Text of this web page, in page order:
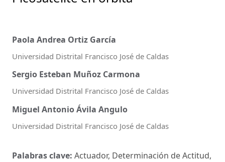
Paola Andrea Ortiz García
Universidad Distrital Francisco José de Caldas
Sergio Esteban Muñoz Carmona
Universidad Distrital Francisco José de Caldas
Miguel Antonio Ávila Angulo
Universidad Distrital Francisco José de Caldas
Palabras clave: Actuador, Determinación de Actitud,